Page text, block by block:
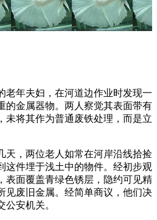
老年夫妇，在河道边作业时发现一
的金属器物。两人察觉其表面带有
未将其作为普通废铁处理，而是立
天，两位老人如常在河岸沿线拾捡
这件埋于浅土中的物件。经初步观
表面覆盖青绿色锈层，隐约可见精
见废旧金属。经简单商议，他们决
安机关。